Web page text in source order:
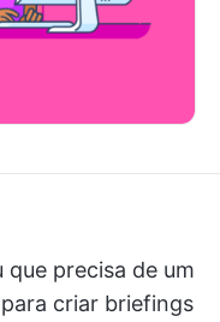
precisa de um
criar briefings